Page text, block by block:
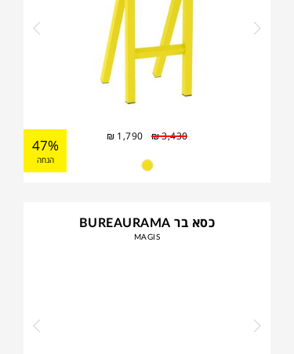
₪3,430
₪ 1,790
47%
הנחה
כסא בר BUREAURAMA
MAGIS